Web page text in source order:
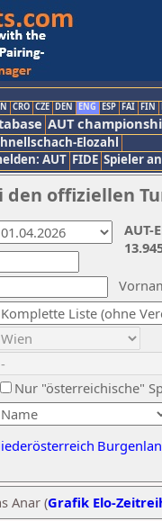
CRO CZE DEN ENG ESP FAI FIN
AUT
Elozahl
AUT FIDE Spieler
offiziellen
Nur "österreichische"
AUT-
Anar (Grafik Elo-